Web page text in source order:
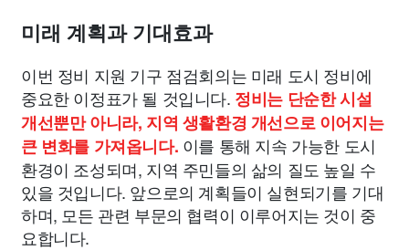
미래 계획과 기대효과
이번 정비 지원 기구 점검회의는 미래 도시 정비에
중요한 이정표가 될 것입니다. 정비는 단순한 시설
개선뿐만 아니라, 지역 생활환경 개선으로 이어지는
큰 변화를 가져옵니다. 이를 통해 지속 가능한 도시
환경이 조성되며, 지역 주민들의 삶의 질도 높일 수
있을 것입니다. 앞으로의 계획들이 실현되기를 기대
하며, 모든 관련 부문의 협력이 이루어지는 것이 중
요합니다.